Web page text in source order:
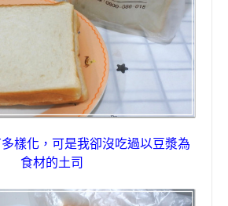
樣化，可是我卻沒吃過以豆漿為
食材的土司